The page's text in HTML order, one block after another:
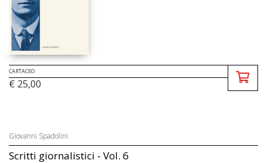
CARTACEO
€ 25,00
Giovanni Spadolini
Scritti giornalistici - Vol. 6